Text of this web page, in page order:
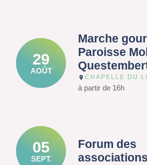
29
AOÛT
Marche
Paroisse
CHAPELLE DU
à partir de 16h
05
SEPT.
Forum des
associations